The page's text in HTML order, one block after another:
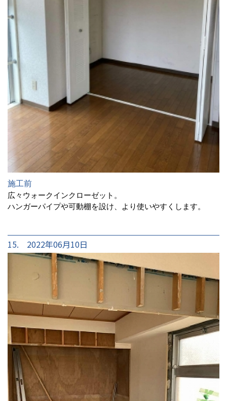
施工前
広々ウォークインクローゼット。
ハンガーパイプや可動棚を設け、より使いやすくします。
15. 2022年06月10日